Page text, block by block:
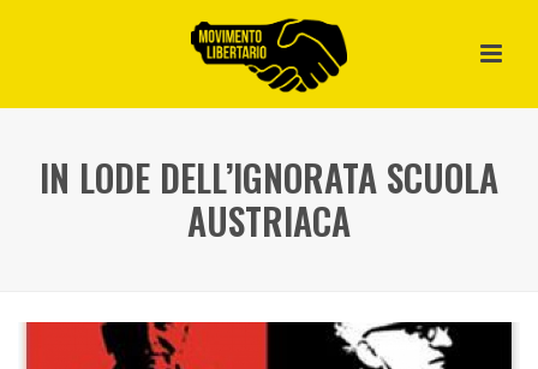
IN LODE DELL’IGNORATA SCUOLA
AUSTRIACA